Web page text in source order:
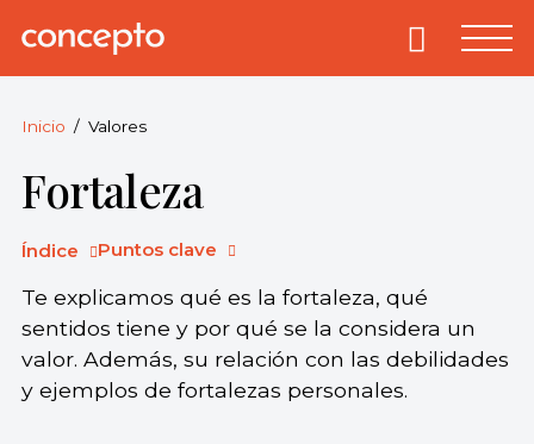
Concepto.
derechos
reservados.
Primary
Inicio Valores
Fortaleza
Índice Puntos clave
Te explicamos qué es la fortaleza, qué
sentidos tiene y por qué se la considera un
valor. Además, su relación con las debilidades
y ejemplos de fortalezas personales.